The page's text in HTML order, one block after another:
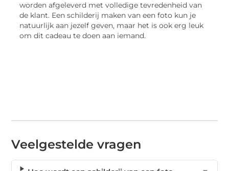
worden afgeleverd met volledige tevredenheid van
de klant. Een schilderij maken van een foto kun je
natuurlijk aan jezelf geven, maar het is ook erg leuk
om dit cadeau te doen aan iemand.
Veelgestelde vragen